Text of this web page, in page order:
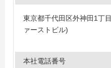
東京都千代田区外神田1丁
ァーストビル)
本社電話番号